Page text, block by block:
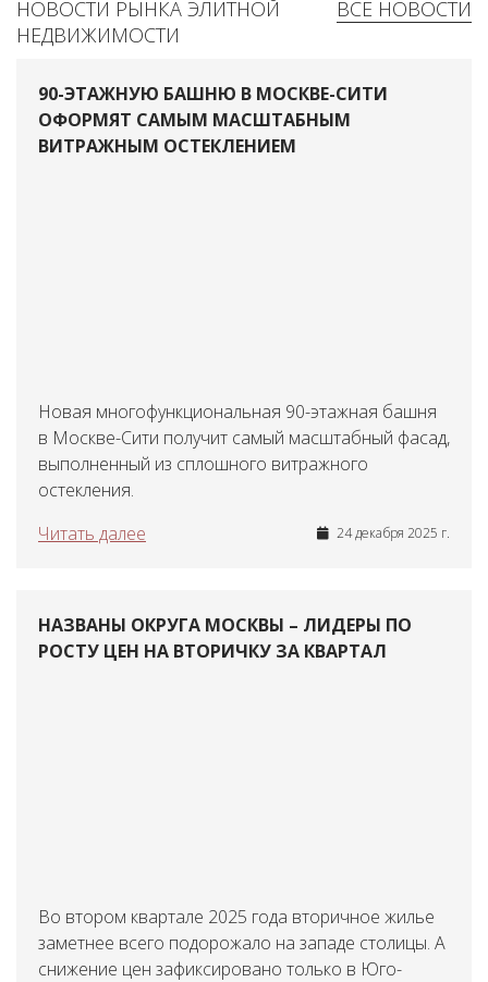
ВСЕ НОВОСТИ
НОВОСТИ РЫНКА ЭЛИТНОЙ
НЕДВИЖИМОСТИ
90-ЭТАЖНУЮ БАШНЮ В МОСКВЕ-СИТИ
ОФОРМЯТ САМЫМ МАСШТАБНЫМ
ВИТРАЖНЫМ ОСТЕКЛЕНИЕМ
Новая многофункциональная 90-этажная башня
в Москве-Сити получит самый масштабный фасад,
выполненный из сплошного витражного
остекления.
Читать далее
24 декабря 2025 г.
НАЗВАНЫ ОКРУГА МОСКВЫ – ЛИДЕРЫ ПО
РОСТУ ЦЕН НА ВТОРИЧКУ ЗА КВАРТАЛ
Во втором квартале 2025 года вторичное жилье
заметнее всего подорожало на западе столицы. А
снижение цен зафиксировано только в Юго-